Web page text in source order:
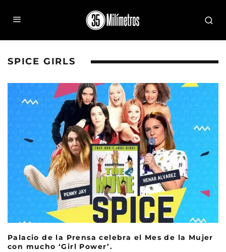
SPICE GIRLS
Palacio de la Prensa celebra el Mes de la Mujer
con mucho ‘Girl Power’.